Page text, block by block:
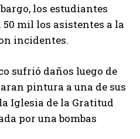
los estudiantes
mil los asistentes a la
incidentes.
sufrió daños luego de
pintura a una de sus
Iglesia de la Gratitud
por una bombas